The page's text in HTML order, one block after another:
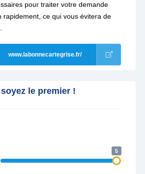
pour traiter votre demande
rapidement, ce qui vous évitera de
www.labonnecartegrise.fr/
le premier !
5